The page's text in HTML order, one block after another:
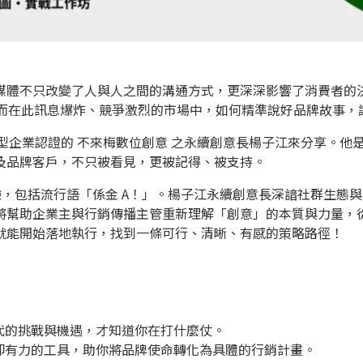
不只改變了人與人之間的溝通方式，更深深影響了消費者
在此訊息爆炸、競爭激烈的市場中，如何精準說好品牌故事
業認證的 不來梅數位創意 之永續創意長楊子江來分享。他
牌客戶，不只被看見，更被記得、被支持。
包括流行語「係金 A！」。楊子江永續創意長深諳社群生態
助企業主與行銷傳播主管重新理解「創意」的本質與力量
開始落地執行，找到一條可行、清晰、有感的策略路徑！
挑戰與機遇，才知道你在打什麼仗。
力的工具，助你將品牌使命轉化為具體的行銷計畫。